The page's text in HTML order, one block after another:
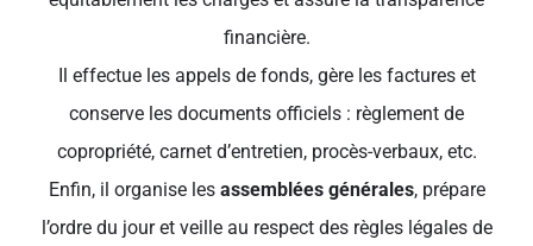
financière.
Il effectue les appels de fonds, gère les factures et
conserve les documents officiels : règlement de
copropriété, carnet d’entretien, procès-verbaux, etc.
Enfin, il organise les assemblées générales, prépare
l’ordre du jour et veille au respect des règles légales de